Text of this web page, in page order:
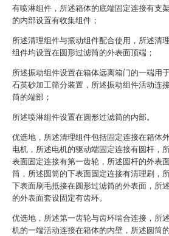
有喷淋组件，所述箱体的底端固定连接有支
的内部设置有收集组件；
所述清理组件与振动组件配合使用，所述清
组件均设置在圆形过滤筒的外表面顶端；
所述振动组件设置在箱体远离箱门的一端用
石英砂加工筛分装置，所述振动组件活动连
筒的端部；
所述喷淋组件设置在圆形过滤筒的内部。
优选地，所述清理组件包括固定连接在箱体
电机，所述电机的驱动端固定连接有圆杆，
表面固定连接有第一齿轮，所述圆杆的外表
筒，所述圆筒的下表面固定连接有清理刷，
下表面刷毛抵接在圆形过滤筒的外表面，所
的外表面套设固定有齿环。
优选地，所述第一齿轮与齿环啮合连接，所
机的一端活动连接在箱体的内壁，所述圆筒